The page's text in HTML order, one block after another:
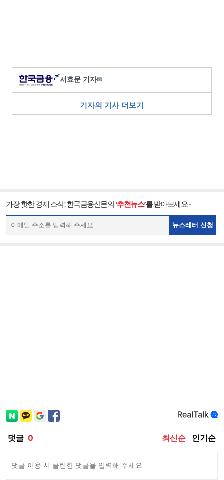
서효문 기자✉
기자의 기사 더보기
가장 핫한 경제 소식! 한국금융신문의 ‘추천뉴스’를 받아보세요~
뉴스레터 신청